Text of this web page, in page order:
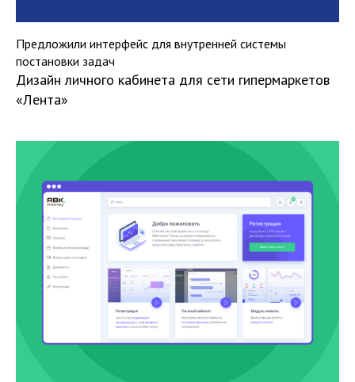
Предложили интерфейс для внутренней системы
постановки задач
Дизайн личного кабинета для сети гипермаркетов
«‎Лента»